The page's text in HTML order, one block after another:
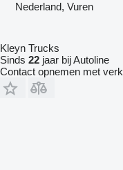
Nederland, Vuren
Kleyn Trucks
Sinds 22 jaar bij Autoline
Contact opnemen met